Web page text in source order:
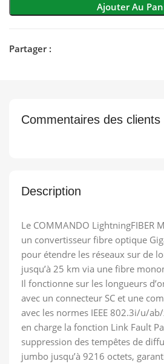
Ajouter Au
Partager :
Description
Le COMMANDO LightningFIBER
un convertisseur fibre optique
pour étendre les réseaux sur de
jusqu’à 25 km via une fibre
Il fonctionne sur les longueurs
avec un connecteur SC et une
avec les normes IEEE 802.3i/u/
en charge la fonction Link Fault
suppression des tempêtes de
jumbo jusqu’à 9216 octets,
Commentaires des clients